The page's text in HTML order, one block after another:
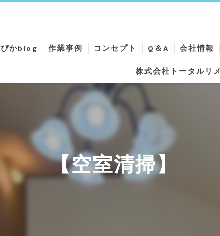
グ
ング
ぴかblog 作業事例 コンセプト Q＆A 会社情報
株式会社トータルリ
【空室清掃】